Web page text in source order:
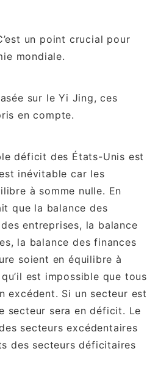
un point crucial pour
mondiale.
sur le Yi Jing, ces
en compte.
déficit des États-Unis est
inévitable car les
à somme nulle. En
que la balance des
entreprises, la balance
la balance des finances
soient en équilibre à
est impossible que tous
excédent. Si un secteur est
secteur sera en déficit. Le
secteurs excédentaires
des secteurs déficitaires